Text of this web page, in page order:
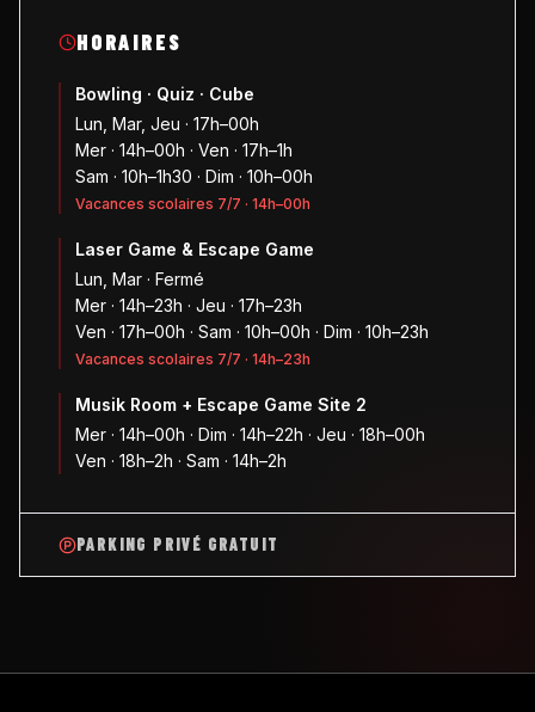
HORAIRES
Bowling · Quiz · Cube
Lun, Mar, Jeu · 17h–00h
Mer · 14h–00h · Ven · 17h–1h
Sam · 10h–1h30 · Dim · 10h–00h
Vacances scolaires 7/7 · 14h–00h
Laser Game & Escape Game
Lun, Mar · Fermé
Mer · 14h–23h · Jeu · 17h–23h
Ven · 17h–00h · Sam · 10h–00h · Dim · 10h–23h
Vacances scolaires 7/7 · 14h–23h
Musik Room + Escape Game Site 2
Mer · 14h–00h · Dim · 14h–22h · Jeu · 18h–00h
Ven · 18h–2h · Sam · 14h–2h
PARKING PRIVÉ GRATUIT